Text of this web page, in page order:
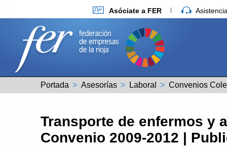
Asóciate a FER
Portada Asesorías Laboral Convenios
Transporte de enfermos y
Convenio 2009-2012 |